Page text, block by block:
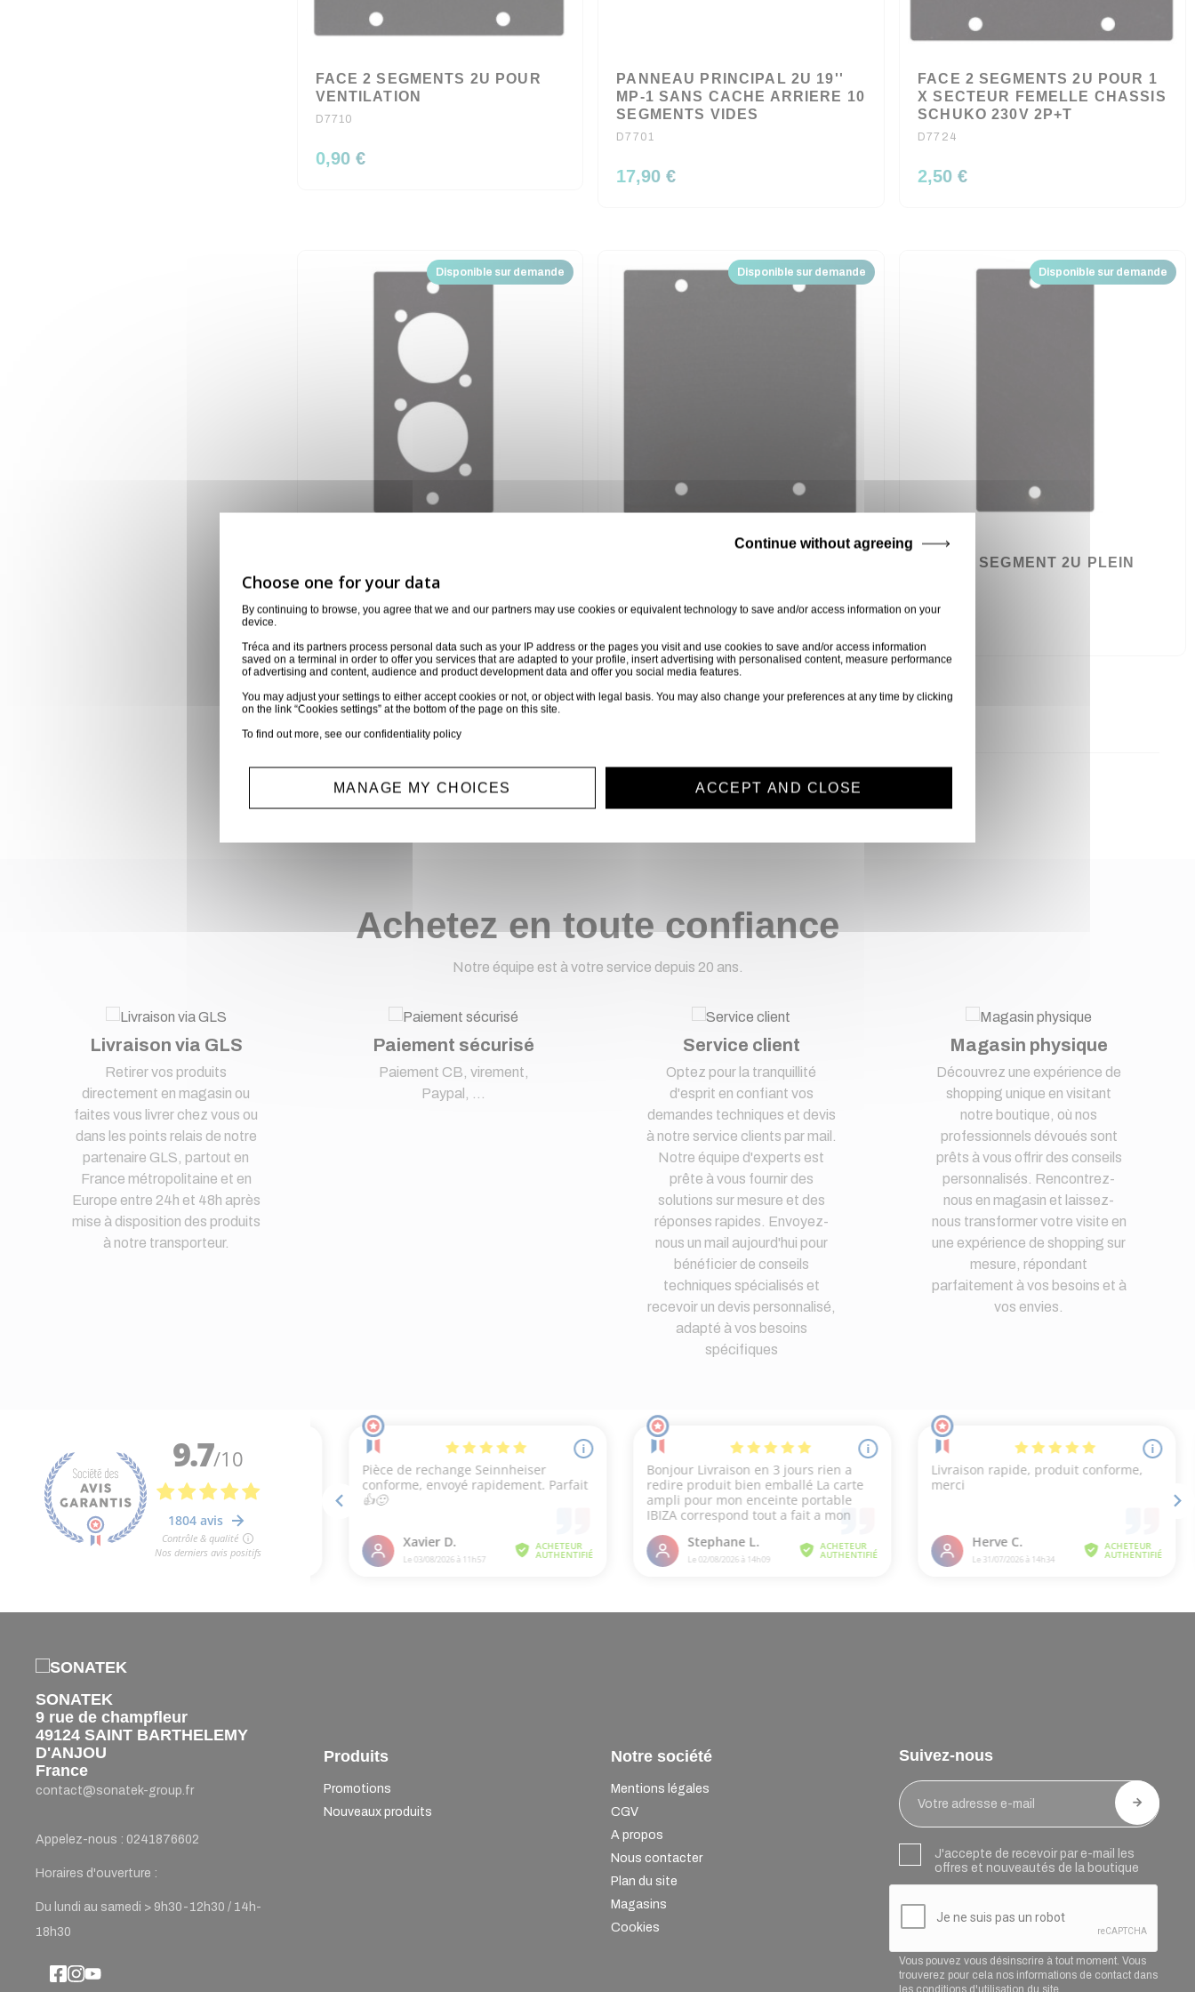
FACE 2 SEGMENTS 2U POUR
VENTILATION
D7710
0,90 €
PANNEAU PRINCIPAL 2U 19''
MP-1 SANS CACHE ARRIERE 10
SEGMENTS VIDES
D7701
17,90 €
FACE 2 SEGMENTS 2U POUR 1
X SECTEUR FEMELLE CHASSIS
SCHUKO 230V 2P+T
D7724
2,50 €
Disponible sur demande
SERIE D XLR, SPEAKON, JACK
D7716
2,00 €
Disponible sur demande Disponible sur demande
FACE 1 SEGMENT 2U PLEIN
Achetez en toute confiance
Notre équipe est à votre service depuis 20 ans.
Livraison via GLS
Retirer vos produits
directement en magasin ou
faites vous livrer chez vous ou
dans les points relais de notre
partenaire GLS, partout en
France métropolitaine et en
Europe entre 24h et 48h après
mise à disposition des produits
à notre transporteur.
Paiement sécurisé
Paiement CB, virement,
Paypal, ...
Service client
Optez pour la tranquillité
d'esprit en confiant vos
demandes techniques et devis
à notre service clients par mail.
Notre équipe d'experts est
prête à vous fournir des
solutions sur mesure et des
réponses rapides. Envoyez-
nous un mail aujourd'hui pour
bénéficier de conseils
techniques spécialisés et
recevoir un devis personnalisé,
adapté à vos besoins
spécifiques
Magasin physique
Découvrez une expérience de
shopping unique en visitant
notre boutique, où nos
professionnels dévoués sont
prêts à vous offrir des conseils
personnalisés. Rencontrez-
nous en magasin et laissez-
nous transformer votre visite en
une expérience de shopping sur
mesure, répondant
parfaitement à vos besoins et à
vos envies.
SONATEK
9 rue de champfleur
49124 SAINT BARTHELEMY
D'ANJOU
France
contact@sonatek-group.fr
Appelez-nous : 0241876602
Horaires d'ouverture :
Du lundi au samedi > 9h30-12h30 / 14h-
18h30
Produits
Promotions
Nouveaux produits
Notre société
Mentions légales
CGV
A propos
Nous contacter
Plan du site
Magasins
Cookies
Suivez-nous
J'accepte de recevoir par e-mail les
offres et nouveautés de la boutique
Vous pouvez vous désinscrire à tout moment. Vous
trouverez pour cela nos informations de contact dans
By continuing to browse, you agree that we and our partners may use cookies or equivalent technology to save and/or access information on your
device.
Tréca and its partners process personal data such as your IP address or the pages you visit and use cookies to save and/or access information
saved on a terminal in order to offer you services that are adapted to your profile, insert advertising with personalised content, measure performance
of advertising and content, audience and product development data and offer you social media features.
You may adjust your settings to either accept cookies or not, or object with legal basis. You may also change your preferences at any time by clicking
on the link “Cookies settings” at the bottom of the page on this site.
To find out more, see our confidentiality policy
Continue without agreeing
MANAGE MY CHOICES ACCEPT AND CLOSE